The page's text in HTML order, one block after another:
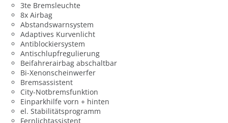
3te Bremsleuchte
8x Airbag
Abstandswarnsystem
Adaptives Kurvenlicht
Antiblockiersystem
Antischlupfregulierung
Beifahrerairbag abschaltbar
Bi-Xenonscheinwerfer
Bremsassistent
City-Notbremsfunktion
Einparkhilfe vorn + hinten
el. Stabilitätsprogramm
Fernlichtassistent